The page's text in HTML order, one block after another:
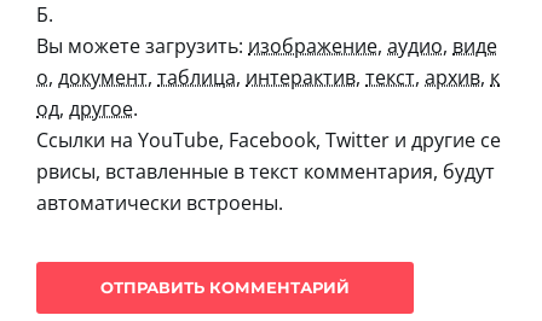
Б.
Вы можете загрузить: изображение, аудио, виде
о, документ, таблица, интерактив, текст, архив, к
од, другое.
Ссылки на YouTube, Facebook, Twitter и другие се
рвисы, вставленные в текст комментария, будут
автоматически встроены.